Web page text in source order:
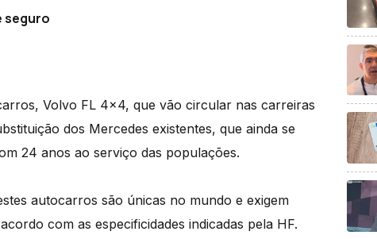
seguro
Volvo FL 4×4, que vão circular nas carreiras
dos Mercedes existentes, que ainda se
24 anos ao serviço das populações.
autocarros são únicas no mundo e exigem
com as especificidades indicadas pela HF.